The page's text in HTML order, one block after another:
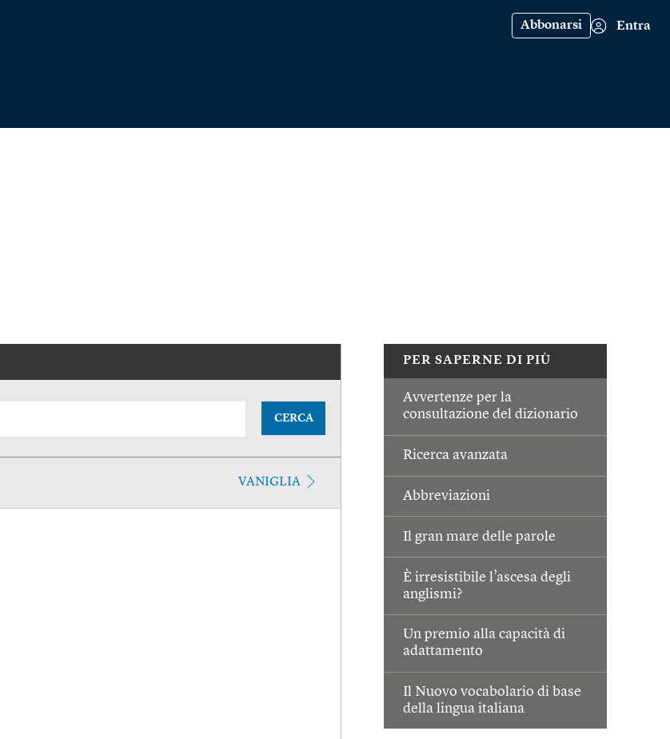
Abbonarsi Entra
PER SAPERNE DI PIÙ
Avvertenze per la
consultazione del dizionario
Ricerca avanzata
Abbreviazioni
Il gran mare delle parole
È irresistibile l’ascesa degli
anglismi?
Un premio alla capacità di
adattamento
Il Nuovo vocabolario di base
della lingua italiana
CERCA
VANIGLIA